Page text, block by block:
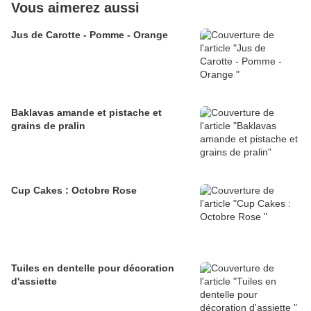
Vous aimerez aussi
Jus de Carotte - Pomme - Orange
Baklavas amande et pistache et
grains de pralin
Cup Cakes : Octobre Rose
Tuiles en dentelle pour décoration
d'assiette